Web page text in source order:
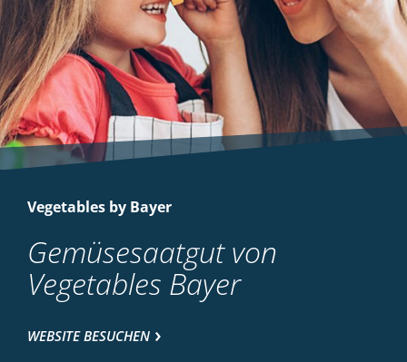
Vegetables by Bayer
Gemüsesaatgut von
Vegetables Bayer
WEBSITE BESUCHEN